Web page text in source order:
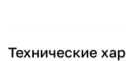
Технические